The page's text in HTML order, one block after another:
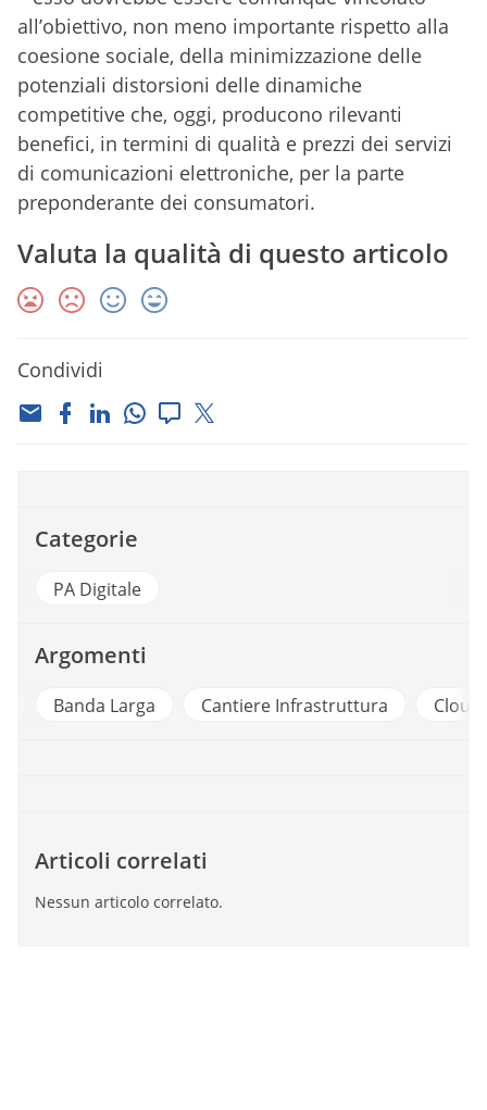
all’obiettivo, non meno importante rispetto alla
coesione sociale, della minimizzazione delle
potenziali distorsioni delle dinamiche
competitive che, oggi, producono rilevanti
benefici, in termini di qualità e prezzi dei servizi
di comunicazioni elettroniche, per la parte
preponderante dei consumatori.
Valuta la qualità di questo articolo
Condividi
Categorie
PA Digitale
Argomenti
Larga Cantiere Infrastruttura Cloud
Articoli correlati
Nessun articolo correlato.